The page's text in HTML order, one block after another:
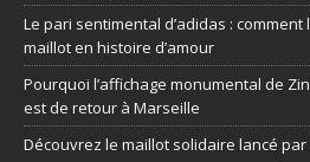
Le pari sentimental d’adidas :
maillot en histoire d’amour
Pourquoi l’affichage monumental de
est de retour à Marseille
Découvrez le maillot solidaire lancé par